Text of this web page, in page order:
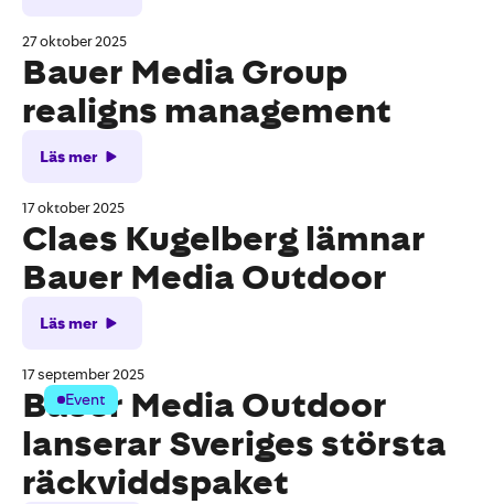
27 oktober 2025
Bauer Media Group
realigns management
Läs mer
17 oktober 2025
Claes Kugelberg lämnar
Bauer Media Outdoor
Läs mer
Event
17 september 2025
Bauer Media Outdoor
lanserar Sveriges största
räckviddspaket